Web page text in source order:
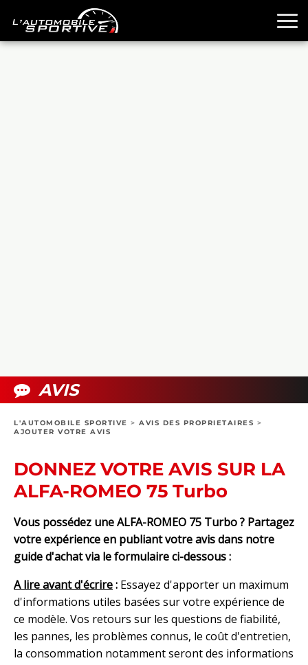
BOUTIQUE
AVIS
L'AUTOMOBILE SPORTIVE > AVIS DES PROPRIETAIRES >
AJOUTER VOTRE AVIS
DONNEZ VOTRE AVIS SUR LA
ALFA-ROMEO 75 Turbo
Vous possédez une ALFA-ROMEO 75 Turbo ? Partagez
votre expérience en publiant votre avis dans notre
guide d'achat via le formulaire ci-dessous :
A lire avant d'écrire: Essayez d'apporter un maximum
d'informations utiles basées sur votre expérience de
ce modèle. Vos retours sur les questions de fiabilité,
les pannes, les problèmes connus, le coût d'entretien,
la consommation notamment seront des informations